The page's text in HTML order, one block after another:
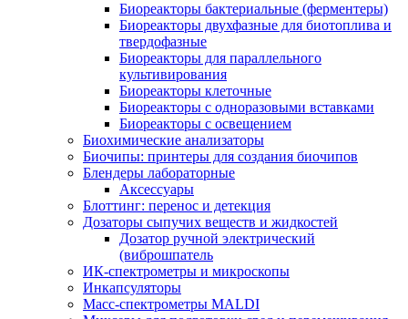
Биореакторы бактериальные (ферментеры)
Биореакторы двухфазные для биотоплива и
твердофазные
Биореакторы для параллельного
культивирования
Биореакторы клеточные
Биореакторы с одноразовыми вставками
Биореакторы с освещением
Биохимические анализаторы
Биочипы: принтеры для создания биочипов
Блендеры лабораторные
Аксессуары
Блоттинг: перенос и детекция
Дозаторы сыпучих веществ и жидкостей
Дозатор ручной электрический
(виброшпатель
ИК-спектрометры и микроскопы
Инкапсуляторы
Масс-спектрометры MALDI